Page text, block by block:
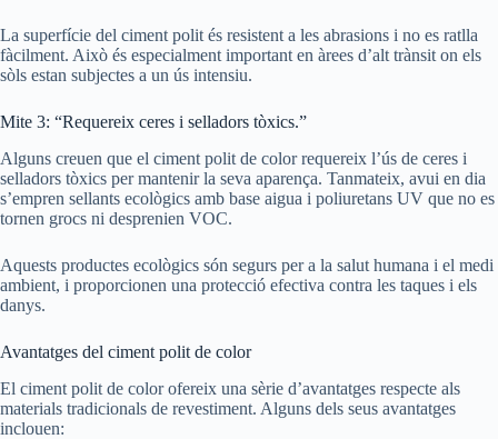
La superfície del ciment polit és resistent a les abrasions i no es ratlla
fàcilment. Això és especialment important en àrees d’alt trànsit on els
sòls estan subjectes a un ús intensiu.
Mite 3: “Requereix ceres i selladors tòxics.”
Alguns creuen que el ciment polit de color requereix l’ús de ceres i
selladors tòxics per mantenir la seva aparença. Tanmateix, avui en dia
s’empren sellants ecològics amb base aigua i poliuretans UV que no es
tornen grocs ni desprenien VOC.
Aquests productes ecològics són segurs per a la salut humana i el medi
ambient, i proporcionen una protecció efectiva contra les taques i els
danys.
Avantatges del ciment polit de color
El ciment polit de color ofereix una sèrie d’avantatges respecte als
materials tradicionals de revestiment. Alguns dels seus avantatges
inclouen: